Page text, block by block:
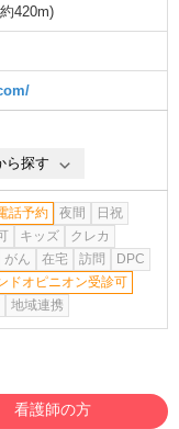
420m)
ら探す
話予約 夜間
日祝
キッズ
クレカ
がん 在宅 訪問
DPC
ドオピニオン受診可
地域連携
看護師の方